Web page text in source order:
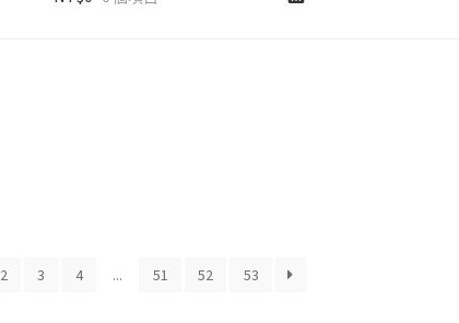
2 3 4 ... 51 52 53